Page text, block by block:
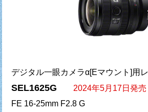
デジタル一眼カメラα[Eマウント]用
SEL1625G
2024年5月17日発売
FE 16-25mm F2.8 G